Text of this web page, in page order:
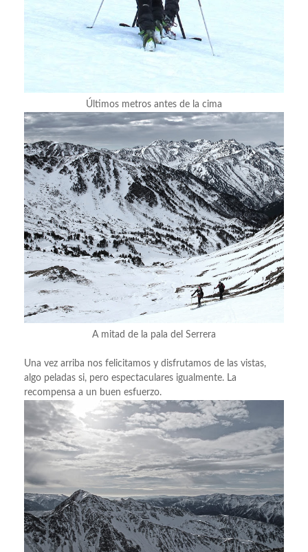
Últimos metros antes de la cima
A mitad de la pala del Serrera
Una vez arriba nos felicitamos y disfrutamos de las vistas,
algo peladas si, pero espectaculares igualmente. La
recompensa a un buen esfuerzo.